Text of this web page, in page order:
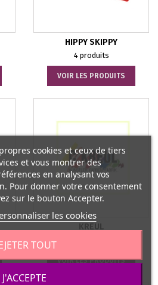
HIPPY SKIPPY
4 produits
VOIR LES PRODUITS
KREUL
VOIR LES PRODUITS
cookies et ceux de tiers
et vous montrer des
en analysant vos
Pour donner votre consentement
sur le bouton Accepter.
les cookies
TOUT
J'ACCEPTE